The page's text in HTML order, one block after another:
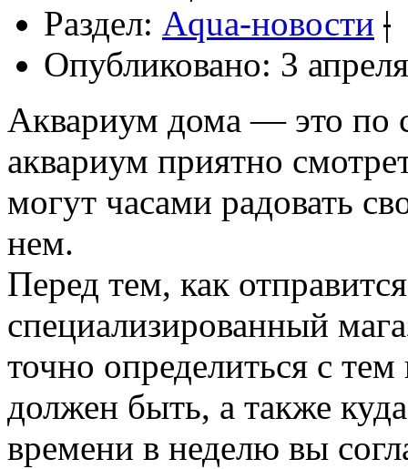
Раздел: Aqua-новости |
Опубликовано: 3
Аквариум дома — это по
аквариум приятно
могут часами радовать
нем.
Перед тем, как
специализированный
точно определиться с
должен быть, а также
времени в неделю вы